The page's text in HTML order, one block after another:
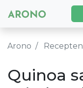
Arono Recepten
Quinoa